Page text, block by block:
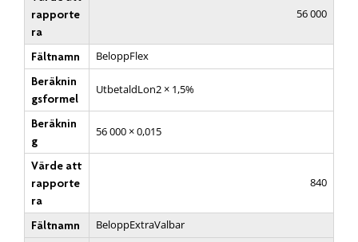
rapporte
ra
56 000
Fältnamn
BeloppFlex
Beräknin
gsformel
UtbetaldLon2 × 1,5%
Beräknin
g
56 000 × 0,015
Värde att
rapporte
ra
840
Fältnamn
BeloppExtraValbar